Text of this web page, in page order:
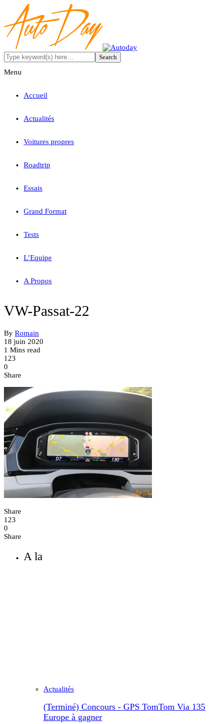
Menu
Accueil
Actualités
Voitures propres
Roadtrip
Essais
Grand Format
Tests
L’Equipe
A Propos
VW-Passat-22
By Romain
18 juin 2020
1 Mins read
123
0
Share
Share
123
0
Share
A la
Actualités
(Terminé) Concours - GPS TomTom Via 135
Europe à gagner